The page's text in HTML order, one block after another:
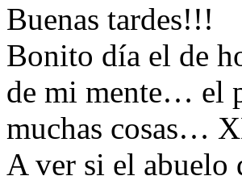
Buenas tardes!!!
Bonito día el de
de mi mente… el
muchas cosas…
A ver si el abuelo